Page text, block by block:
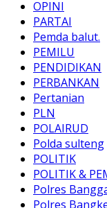
OPINI
PARTAI
Pemda balut.
PEMILU
PENDIDIKAN
PERBANKAN
Pertanian
PLN
POLAIRUD
Polda sulteng
POLITIK
POLITIK &
Polres
Polres